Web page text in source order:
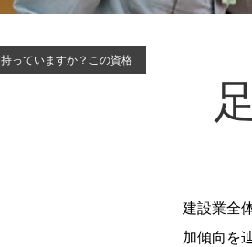
持っていますか？この資格
建設業全
加傾向を